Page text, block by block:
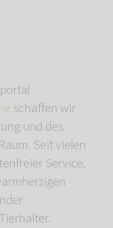
schaffen wir
und des
Seit vielen
Service,